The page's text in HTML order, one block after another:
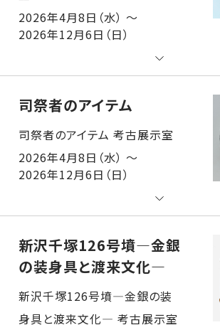
2026年4月8日（水） ～
2026年12月6日（日）
司祭者のアイテム
司祭者のアイテム 考古展示室
2026年4月8日（水） ～
2026年12月6日（日）
新沢千塚126号墳―金銀
の装身具と渡来文化―
新沢千塚126号墳―金銀の装身具と渡来文化― 考古展示室